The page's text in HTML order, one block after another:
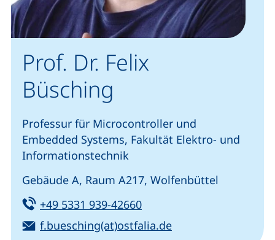
Prof. Dr. Felix
Büsching
Professur für Microcontroller und
Embedded Systems, Fakultät Elektro- und
Informationstechnik
Gebäude A, Raum A217, Wolfenbüttel
Tel:
+49 5331 939-42660(startet einen
E-Mail:
f.buesching(at)ostfalia.de(öffnet Ihr E-Mail-